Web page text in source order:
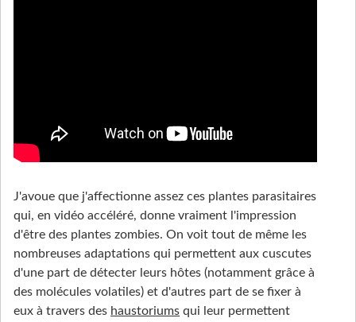
J'avoue que j'affectionne assez ces plantes parasitaires
qui, en vidéo accéléré, donne vraiment l'impression
d'être des plantes zombies. On voit tout de même les
nombreuses adaptations qui permettent aux cuscutes
d'une part de détecter leurs hôtes (notamment grâce à
des molécules volatiles) et d'autres part de se fixer à
eux à travers des haustoriums qui leur permettent